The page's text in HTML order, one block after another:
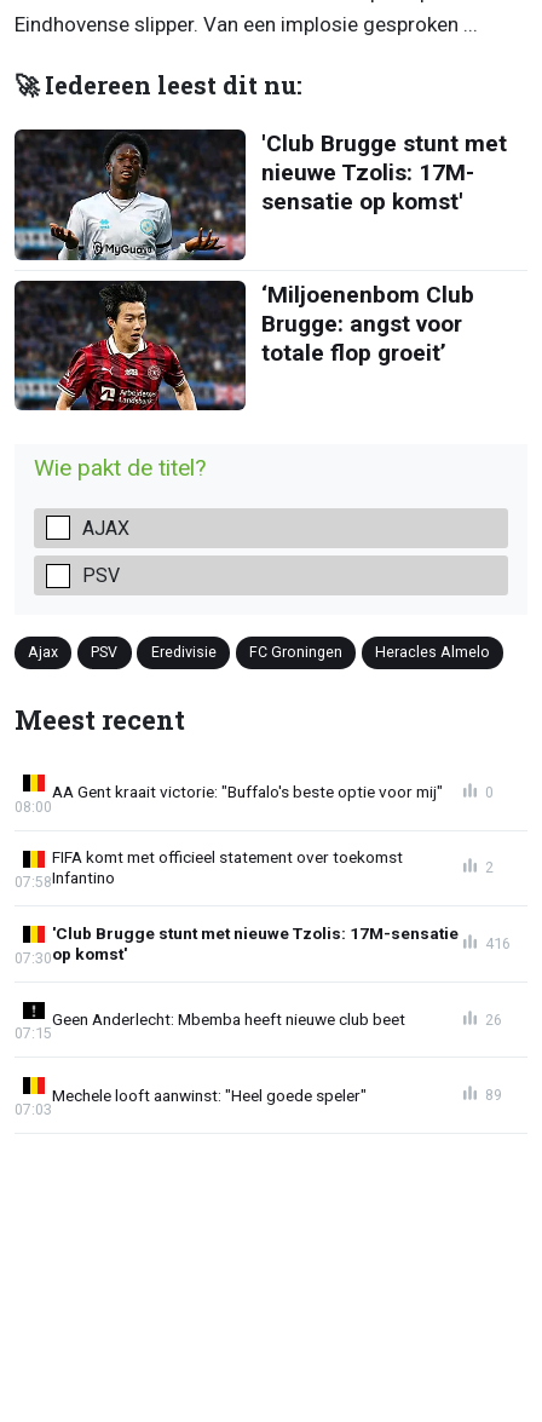
Eindhovense slipper. Van een implosie gesproken ...
🚀 Iedereen leest dit nu:
'Club Brugge stunt met
nieuwe Tzolis: 17M-
sensatie op komst'
‘Miljoenenbom Club
Brugge: angst voor
totale flop groeit’
Wie pakt de titel?
AJAX
PSV
Ajax PSV Eredivisie FC Groningen Heracles Almelo
Meest recent
AA Gent kraait victorie: "Buffalo's beste optie voor mij"
08:00
0
FIFA komt met officieel statement over toekomst
Infantino
07:58
2
'Club Brugge stunt met nieuwe Tzolis: 17M-sensatie
op komst'
07:30
416
Geen Anderlecht: Mbemba heeft nieuwe club beet
07:15
26
Mechele looft aanwinst: "Heel goede speler"
07:03
89